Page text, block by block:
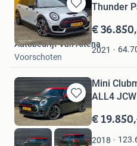
Bewaren
in
Mijn
Favorieten
Thunder
€
2021
Autobedrijf Van Altena
Voorschoten
Bewaren
in
Mijn
Favorieten
Mini
ALL4
€
2018